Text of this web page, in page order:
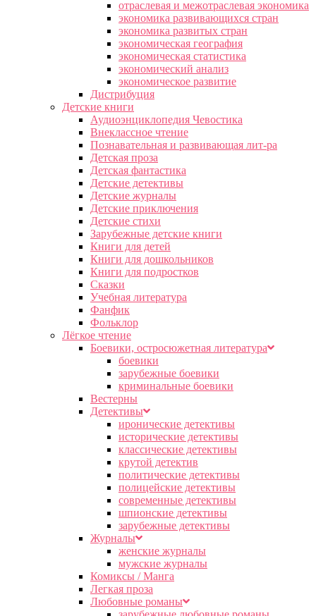
отраслевая и межотраслевая экономика
экономика развивающихся стран
экономика развитых стран
экономическая география
экономическая статистика
экономический анализ
экономическое развитие
Дистрибуция
Детские книги
Аудиоэнциклопедия Чевостика
Внеклассное чтение
Познавательная и развивающая лит-ра
Детская проза
Детская фантастика
Детские детективы
Детские журналы
Детские приключения
Детские стихи
Зарубежные детские книги
Книги для детей
Книги для дошкольников
Книги для подростков
Сказки
Учебная литература
Фанфик
Фольклор
Лёгкое чтение
Боевики, остросюжетная литература
боевики
зарубежные боевики
криминальные боевики
Вестерны
Детективы
иронические детективы
исторические детективы
классические детективы
крутой детектив
политические детективы
полицейские детективы
современные детективы
шпионские детективы
зарубежные детективы
Журналы
женские журналы
мужские журналы
Комиксы / Манга
Легкая проза
Любовные романы